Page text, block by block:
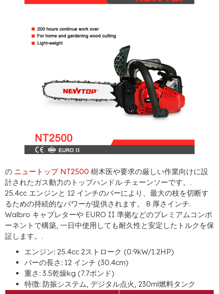
の ニュートップ NT2500 樹木医や要求の厳しい作業向けに設
計されたガス動力のトップハンドル チェーンソーです。.
25.4cc エンジンと 12 インチのバーにより、最大の枝を切断す
るための持続的なパワーが提供されます。 8 厚さインチ.
Walbro キャブレターや EURO II 準拠などのプレミアムコンポ
ーネントで構築, 一日中使用しても耐久性と安定したトルクを保
証します。.
エンジン: 25.4cc 2ストローク (0.9kW/1.2HP)
バーの長さ: 12 インチ (30.4cm)
重さ: 3.5乾燥kg (7.7ポンド)
特徴: 防振システム, デジタル点火, 230ml燃料タンク